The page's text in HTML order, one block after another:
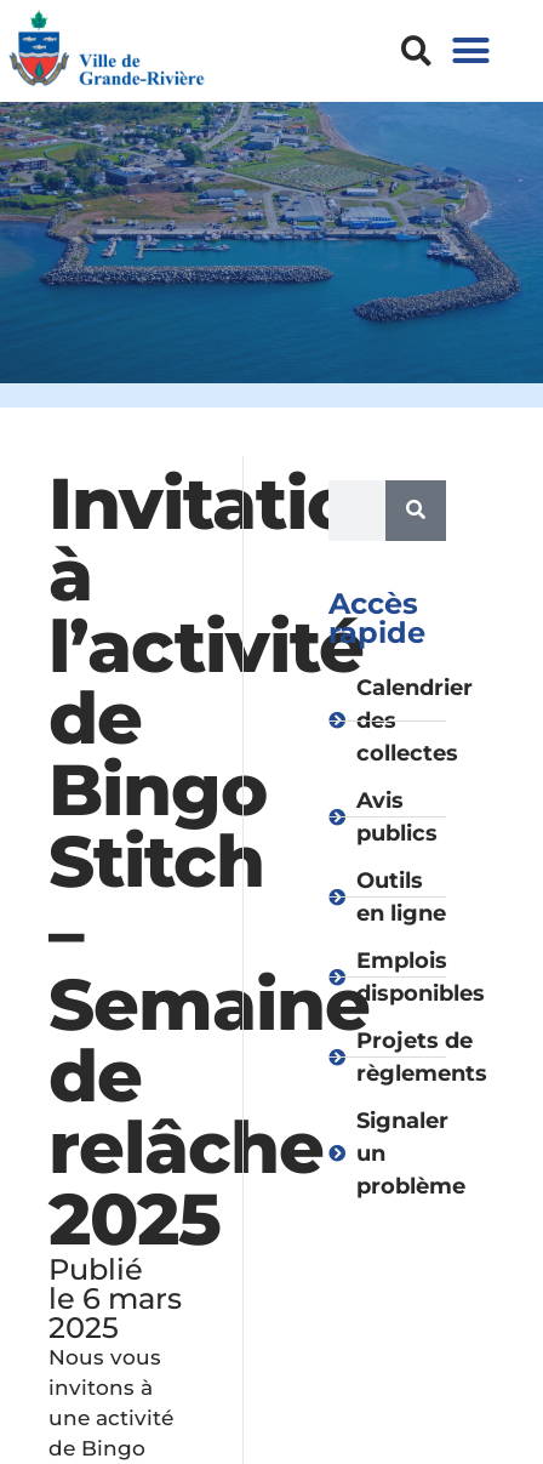
Invitation
à
l’activité
de
Bingo
Stitch
–
Semaine
de
relâche
2025
Publié
le 6 mars
2025
Nous vous
invitons à
une activité
de Bingo
Accès
rapide
Calendrier
des
collectes
Avis
publics
Outils
en ligne
Emplois
disponibles
Projets de
règlements
Signaler
un
problème